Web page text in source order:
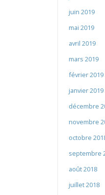
juin 2019
mai 2019
avril 2019
mars 2019
février 2019
janvier 2019
décembre
novembre
octobre
septembre
août 2018
juillet 2018